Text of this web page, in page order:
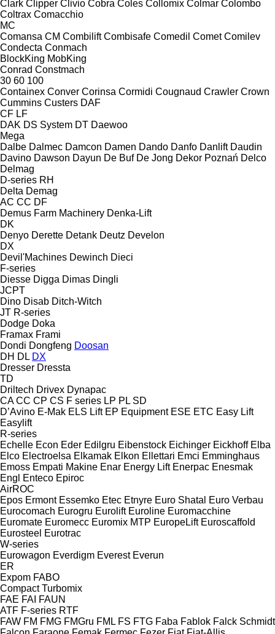
Clark Clipper Clivio Cobra Coles Collomix Colmar Colombo
Coltrax Comacchio
MC
Comansa CM Combilift Combisafe Comedil Comet Comilev
Condecta Conmach
BlockKing MobKing
Conrad Constmach
30 60 100
Containex Conver Corinsa Cormidi Cougnaud Crawler Crown
Cummins Custers DAF
CF LF
DAK DS System DT Daewoo
Mega
Dalbe Dalmec Damcon Damen Dando Danfo Danlift Daudin
Davino Dawson Dayun De Buf De Jong Dekor Poznań Delco
Delmag
D-series RH
Delta Demag
AC CC DF
Demus Farm Machinery Denka-Lift
DK
Denyo Derette Detank Deutz Develon
DX
Devil'Machines Dewinch Dieci
F-series
Diesse Digga Dimas Dingli
JCPT
Dino Disab Ditch-Witch
JT R-series
Dodge Doka
Framax Frami
Dondi Dongfeng Doosan
DH DL DX
Dresser Dressta
TD
Driltech Drivex Dynapac
CA CC CP CS F series LP PL SD
D’Avino E-Mak ELS Lift EP Equipment ESE ETC Easy Lift
Easylift
R-series
Echelle Econ Eder Edilgru Eibenstock Eichinger Eickhoff Elba
Elco Electroelsa Elkamak Elkon Ellettari Emci Emminghaus
Emoss Empati Makine Enar Energy Lift Enerpac Enesmak
Engl
Enteco Epiroc
AirROC
Epos Ermont Essemko Etec Etnyre Euro Shatal
Euro Verbau
Eurocomach Eurogru Eurolift Euroline Euromacchine
Euromate Euromecc Euromix MTP EuropeLift Euroscaffold
Eurosteel Eurotrac
W-series
Eurowagon Everdigm Everest Everun
ER
Expom FABO
Compact Turbomix
FAE FAI FAUN
ATF F-series RTF
FAW FM FMG FMGru FML FS FTG Faba Fablok Falck Schmidt